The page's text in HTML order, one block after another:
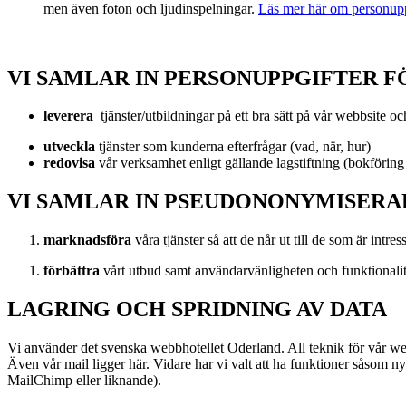
men även foton och ljudinspelningar. Läs mer här om
VI SAMLAR IN PERSONUPPGIFTER
leverera tjänster/utbildningar på ett bra sätt på vår webbsite
utveckla tjänster som kunderna efterfrågar (vad, när, hur)
redovisa vår verksamhet enligt gällande lagstiftning
VI SAMLAR IN
marknadsföra våra tjänster så att de når ut till de som är
förbättra vårt utbud samt användarvänligheten och
LAGRING OCH SPRIDNING AV DATA
Vi använder det svenska webbhotellet Oderland. All teknik för vår
Även vår mail ligger här. Vidare har vi valt att ha funktioner såsom
MailChimp eller liknande).